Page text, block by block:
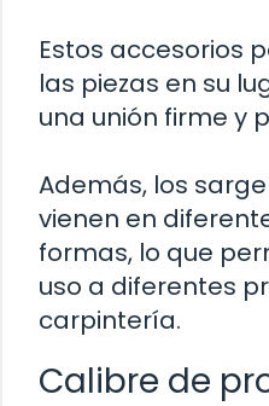
Estos accesorios
las piezas en su
una unión firme y
Además, los
vienen en
formas, lo que
uso a diferentes
carpintería.
Calibre de